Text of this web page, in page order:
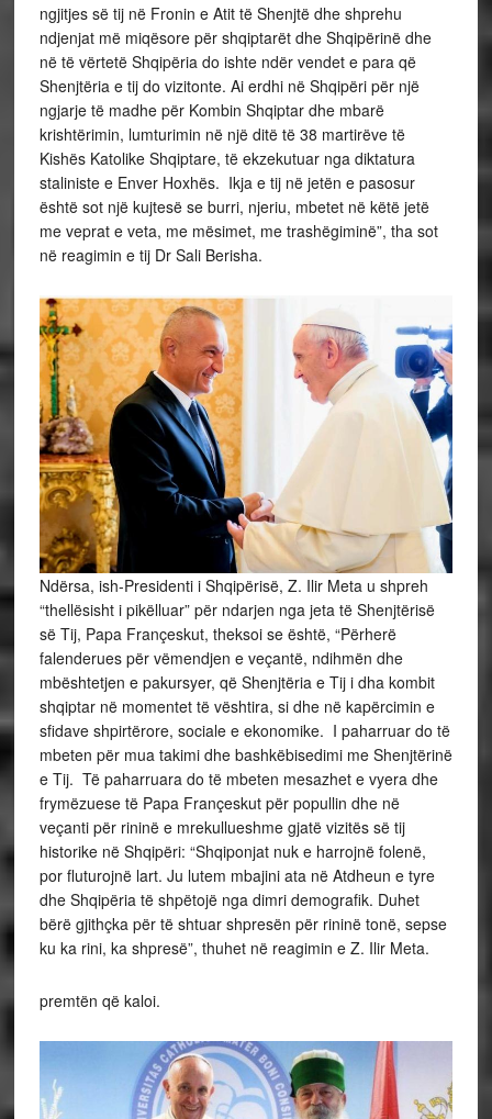
ngjitjes së tij në Fronin e Atit të Shenjtë dhe shprehu
ndjenjat më miqësore për shqiptarët dhe Shqipërinë dhe
në të vërtetë Shqipëria do ishte ndër vendet e para që
Shenjtëria e tij do vizitonte. Ai erdhi në Shqipëri për një
ngjarje të madhe për Kombin Shqiptar dhe mbarë
krishtërimin, lumturimin në një ditë të 38 martirëve të
Kishës Katolike Shqiptare, të ekzekutuar nga diktatura
staliniste e Enver Hoxhës. Ikja e tij në jetën e pasosur
është sot një kujtesë se burri, njeriu, mbetet në këtë jetë
me veprat e veta, me mësimet, me trashëgiminë”, tha sot
në reagimin e tij Dr Sali Berisha.
Ndërsa, ish-Presidenti i Shqipërisë, Z. Ilir Meta u shpreh
“thellësisht i pikëlluar” për ndarjen nga jeta të Shenjtërisë
së Tij, Papa Françeskut, theksoi se është, “Përherë
falenderues për vëmendjen e veçantë, ndihmën dhe
mbështetjen e pakursyer, që Shenjtëria e Tij i dha kombit
shqiptar në momentet të vështira, si dhe në kapërcimin e
sfidave shpirtërore, sociale e ekonomike. I paharruar do të
mbeten për mua takimi dhe bashkëbisedimi me Shenjtërinë
e Tij. Të paharruara do të mbeten mesazhet e vyera dhe
frymëzuese të Papa Françeskut për popullin dhe në
veçanti për rininë e mrekullueshme gjatë vizitës së tij
historike në Shqipëri: “Shqiponjat nuk e harrojnë folenë,
por fluturojnë lart. Ju lutem mbajini ata në Atdheun e tyre
dhe Shqipëria të shpëtojë nga dimri demografik. Duhet
bërë gjithçka për të shtuar shpresën për rininë tonë, sepse
ku ka rini, ka shpresë”, thuhet në reagimin e Z. Ilir Meta.
premtën që kaloi.